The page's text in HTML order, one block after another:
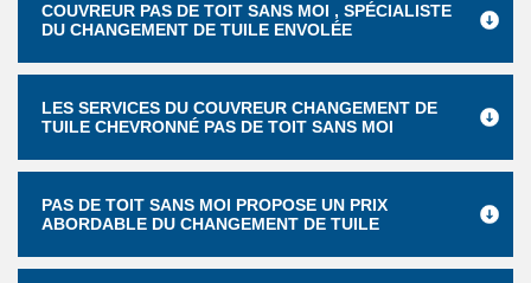
COUVREUR PAS DE TOIT SANS MOI , SPÉCIALISTE
DU CHANGEMENT DE TUILE ENVOLÉE
LES SERVICES DU COUVREUR CHANGEMENT DE
TUILE CHEVRONNÉ PAS DE TOIT SANS MOI
PAS DE TOIT SANS MOI PROPOSE UN PRIX
ABORDABLE DU CHANGEMENT DE TUILE